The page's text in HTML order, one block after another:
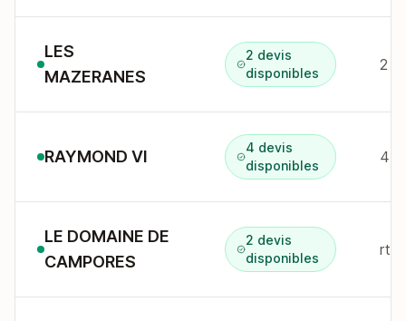
LES
MAZERANES
2 devis
disponibles
RAYMOND VI
4 devis
disponibles
44
LE DOMAINE DE
CAMPORES
2 devis
disponibles
rte